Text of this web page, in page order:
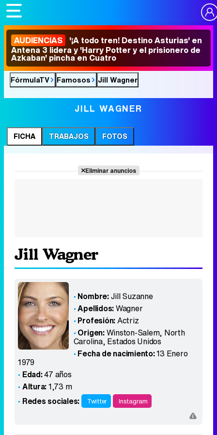
AUDIENCIAS '¡A todo tren! Destino Asturias' en
Antena 3 lidera y 'Harry Potter y el prisionero de
Azkaban' pincha en Cuatro
FórmulaTV Famosos Jill Wagner
JILL WAGNER
FICHA TRABAJOS FOTOS
Eliminar anuncios
Jill Wagner
Nombre:Jill Suzanne
Apellidos:Wagner
Profesión:Actriz
Origen:Winston-Salem, North
Carolina, Estados Unidos
Fecha de nacimiento:13 Enero
1979
Edad:47 años
Altura:1,73 m
Redes sociales:
Twitter Instagram